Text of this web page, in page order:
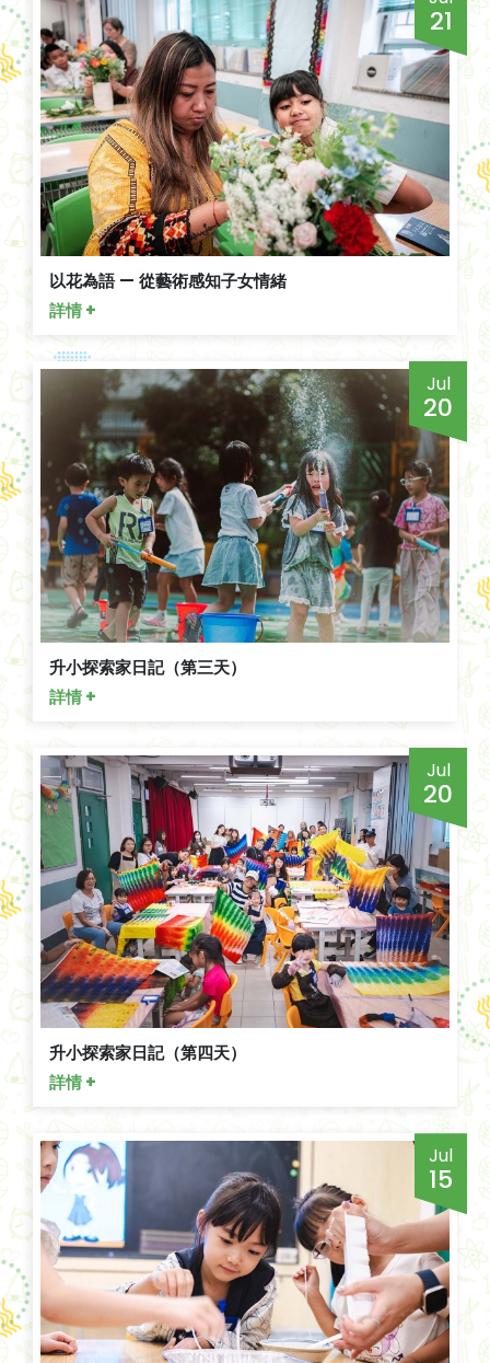
21
以花為語 — 從藝術感知子女情緒
詳情 +
Jul
20
升小探索家日記（第三天）
詳情 +
Jul
20
升小探索家日記（第四天）
詳情 +
Jul
15